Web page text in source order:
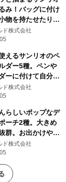
み！バッグに付け
物を持たせたりと
ド株式会社
えるサンリオのペ
ダー5種。ペンや
ーに付けて自分だ
ド株式会社
らしいポップなデ
ーチ2種。大きめ
群。お出かけや旅
ド株式会社